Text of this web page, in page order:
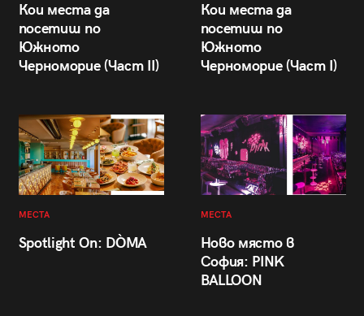
Кои места да
посетиш по
Южното
Черноморие (Част II)
Кои места да
посетиш по
Южното
Черноморие (Част I)
МЕСТА
Spotlight On: DÒMA
МЕСТА
Ново място в
София: PINK
BALLOON